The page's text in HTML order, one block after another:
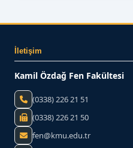
İletişim
Kamil Özdağ Fen Fakültesi
(0338) 226 21 51
(0338) 226 21 50
fen@kmu.edu.tr